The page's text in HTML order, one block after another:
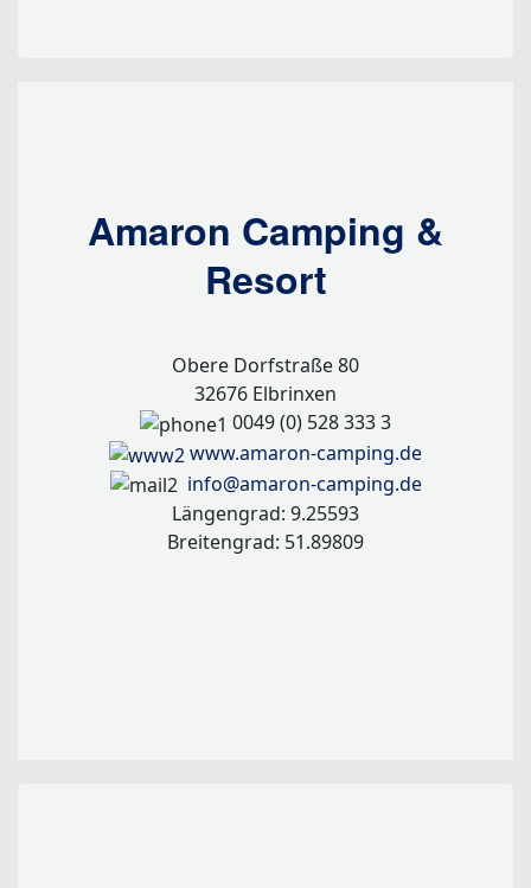
Amaron Camping &
Resort
Obere Dorfstraße 80
32676 Elbrinxen
0049 (0) 528 333 3
www.amaron-camping.de
info@amaron-camping.de
Längengrad: 9.25593
Breitengrad: 51.89809